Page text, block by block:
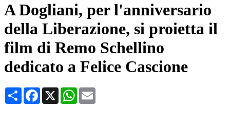
A Dogliani, per l'anniversario
della Liberazione, si proietta il
film di Remo Schellino
dedicato a Felice Cascione
CondividiFacebook
X WhatsApp